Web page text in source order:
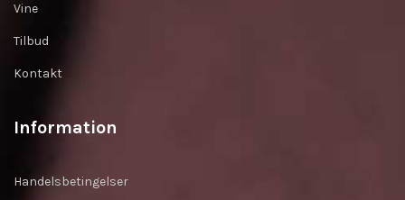
Vine
Tilbud
Kontakt
Information
Handelsbetingelser